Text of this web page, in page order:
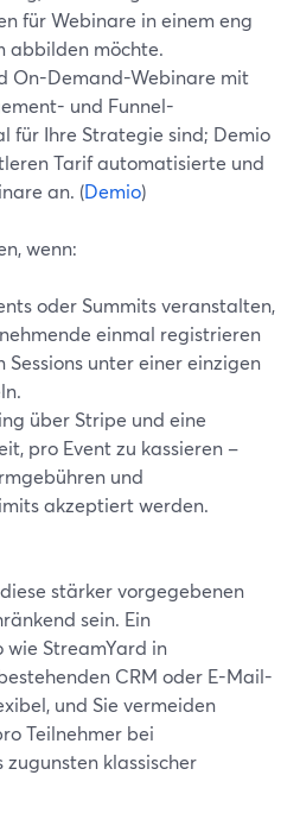
für Webinare in einem eng
abbilden möchte.
On-Demand-Webinare mit
und Funnel-
für Ihre Strategie sind; Demio
Tarif automatisierte und
an. (Demio)
wenn:
oder Summits veranstalten,
einmal registrieren
Sessions unter einer einzigen
über Stripe und eine
pro Event zu kassieren –
und
akzeptiert werden.
stärker vorgegebenen
sein. Ein
wie StreamYard in
CRM oder E-Mail-
und Sie vermeiden
Teilnehmer bei
klassischer